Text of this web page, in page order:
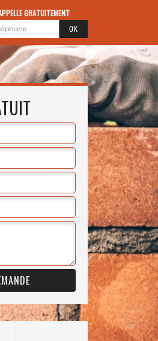
GRATUITEMENT